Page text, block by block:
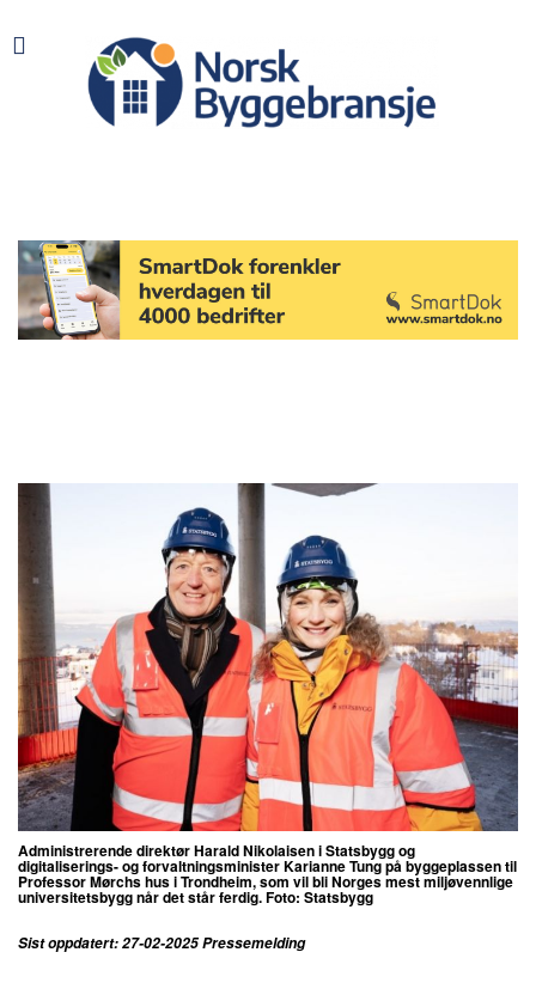
Administrerende direktør Harald Nikolaisen i Statsbygg og
digitaliserings- og forvaltningsminister Karianne Tung på byggeplassen til
Professor Mørchs hus i Trondheim, som vil bli Norges mest miljøvennlige
universitetsbygg når det står ferdig. Foto: Statsbygg
Sist oppdatert: 27-02-2025 Pressemelding